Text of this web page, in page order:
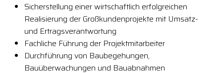
Sicherstellung einer wirtschaftlich erfolgreichen
Realisierung der Großkundenprojekte mit Umsatz-
und Ertragsverantwortung
Fachliche Führung der Projektmitarbeiter
Durchführung von Baubegehungen,
Bauüberwachungen und Bauabnahmen